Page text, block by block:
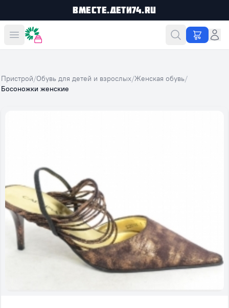
Вместе.Дети74.ru
Вместе дешевле
Пристрой/Обувь для детей и взрослых/Женская обувь/
Босоножки женские